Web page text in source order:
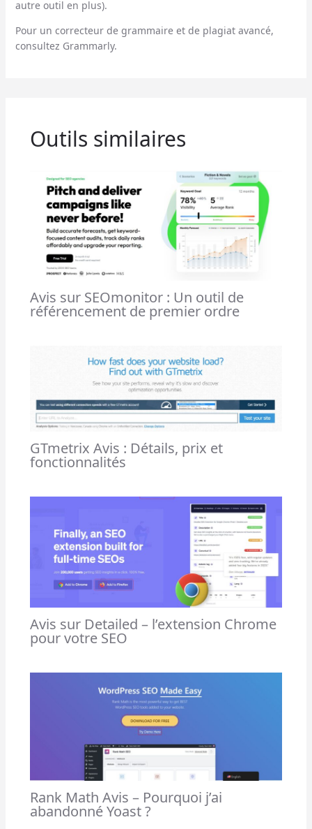
autre outil en plus).
Pour un correcteur de grammaire et de plagiat avancé,
consultez Grammarly.
Outils similaires
Avis sur SEOmonitor : Un outil de
référencement de premier ordre
GTmetrix Avis : Détails, prix et
fonctionnalités
Avis sur Detailed – l’extension Chrome
pour votre SEO
Rank Math Avis – Pourquoi j’ai
abandonné Yoast ?